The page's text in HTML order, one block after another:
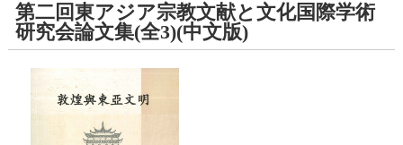
第二回東アジア宗教文献と文化国際学術
研究会論文集(全3)(中文版)